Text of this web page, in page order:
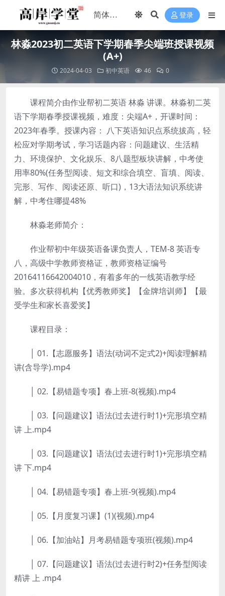
登录
林淼2023初二英语下学期春季尖端班授课视频
(A+)
2024-04-03 初中英语 46 0
课程简介由作业帮初二英语 林淼 讲课。林淼初二英
语下学期春季授课视频，难度：尖端A+，开课时间：
2023年春季。授课内容： 八下英语知识点系统拔高，轻
松应对学期考试，学习话题内容：问题建议、生活精
力、环境保护、文化娱乐、8八题型板块讲解，中考使
用率80%(任务型阅读、短文和综合填空、盲填、阅读、
完形、写作、阅读还原、听口)，13大语法知识系统讲
解，中考住哪提48%
林淼老师简介：
作业帮初中年级英语备课负责人，TEM-8 英语专
八，高级中学教师资格证，教师资格证编号
20164116642004010，有着多年的一线英语教学经
验。多次获得机构【优秀教师奖】【金牌培训师】【最
受学生和家长喜爱奖】
课程目录：
│ 01.【志愿服务】语法(动词不定式2)+阅读理解精
讲(含导学).mp4
│ 02.【易错题专项】春上班-8(视频).mp4
│ 03.【问题建议】语法(过去进行时1)+完形填空精
讲 上.mp4
│ 03.【问题建议】语法(过去进行时1)+完形填空精
讲 下.mp4
│ 04.【易错题专项】春上班-9(视频).mp4
│ 05.【月度复习课】(1)(视频).mp4
│ 06.【加油站】月考易错题专项班(视频).mp4
│ 07.【问题建议】语法(过去进行时2)+任务型阅读
精讲 上 .mp4